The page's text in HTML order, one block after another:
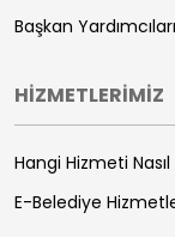
Başkan Yardımcıları
HİZMETLERİMİZ
Hangi Hizmeti Nasıl
E-Belediye